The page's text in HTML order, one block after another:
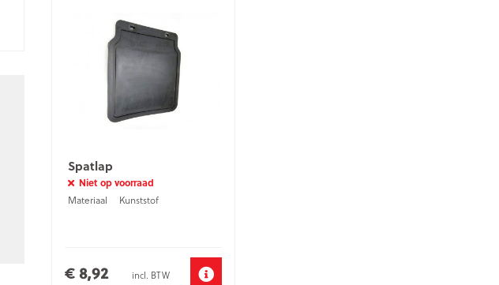
Spatlap
Niet op voorraad
Materiaal
Kunststof
€ 8,92 incl. BTW